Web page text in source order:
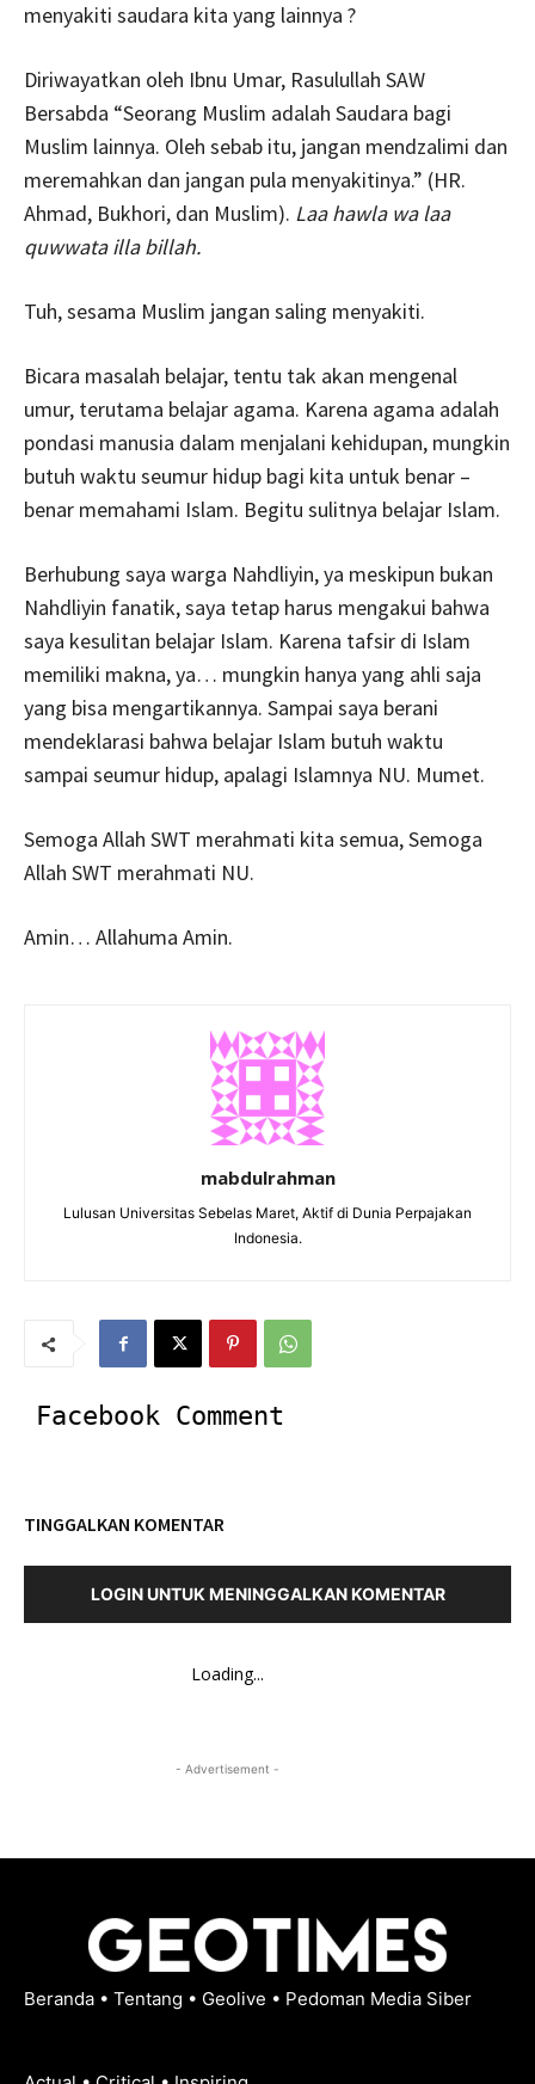
menyakiti saudara kita yang lainnya ?
Diriwayatkan oleh Ibnu Umar, Rasulullah SAW
Bersabda “Seorang Muslim adalah Saudara bagi
Muslim lainnya. Oleh sebab itu, jangan mendzalimi dan
meremahkan dan jangan pula menyakitinya.” (HR.
Ahmad, Bukhori, dan Muslim). Laa hawla wa laa
quwwata illa billah.
Tuh, sesama Muslim jangan saling menyakiti.
Bicara masalah belajar, tentu tak akan mengenal
umur, terutama belajar agama. Karena agama adalah
pondasi manusia dalam menjalani kehidupan, mungkin
butuh waktu seumur hidup bagi kita untuk benar –
benar memahami Islam. Begitu sulitnya belajar Islam.
Berhubung saya warga Nahdliyin, ya meskipun bukan
Nahdliyin fanatik, saya tetap harus mengakui bahwa
saya kesulitan belajar Islam. Karena tafsir di Islam
memiliki makna, ya… mungkin hanya yang ahli saja
yang bisa mengartikannya. Sampai saya berani
mendeklarasi bahwa belajar Islam butuh waktu
sampai seumur hidup, apalagi Islamnya NU. Mumet.
Semoga Allah SWT merahmati kita semua, Semoga
Allah SWT merahmati NU.
Amin… Allahuma Amin.
mabdulrahman
Lulusan Universitas Sebelas Maret, Aktif di Dunia Perpajakan
Indonesia.
Facebook Comment
TINGGALKAN KOMENTAR
LOGIN UNTUK MENINGGALKAN KOMENTAR
Loading...
- Advertisement -
Beranda • Tentang • Geolive • Pedoman Media Siber